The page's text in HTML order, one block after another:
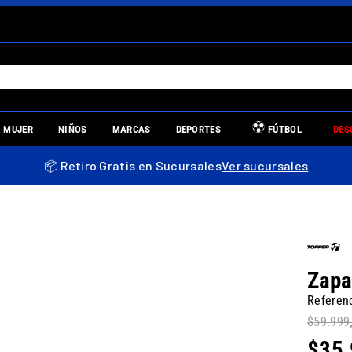
MUJER NIÑOS MARCAS DEPORTES FÚTBOL
📦 Retiro Gratis en SucursalesVer sucursales
$59.999
MÁS BUSCADOS